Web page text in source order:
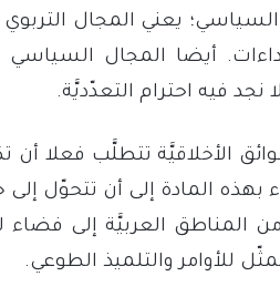
يعني المجال
أيضا المجال السياسي
نجد فيه احترام التعدّديَّة.
الأخلاقيَّة تتطلَّب فعلا أن
بهذه المادة إلى أن تتحوّل
المناطق العربيَّة إلى
للأوامر والتلميذ الطوعي.